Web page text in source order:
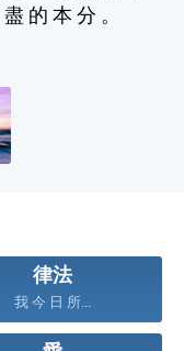
的 本 分 。
律法
我 今 日 所...